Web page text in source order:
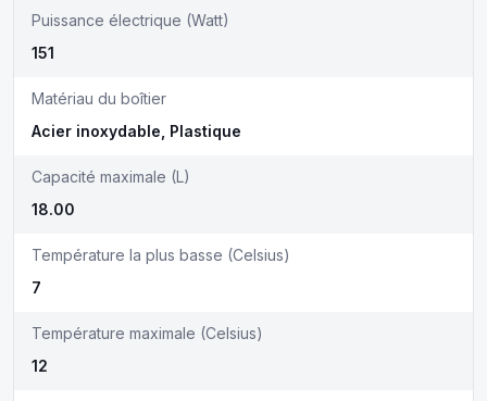
Puissance électrique (Watt)
151
Matériau du boîtier
Acier inoxydable, Plastique
Capacité maximale (L)
18.00
Température la plus basse (Celsius)
7
Température maximale (Celsius)
12